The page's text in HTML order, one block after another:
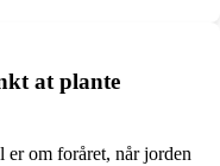
at plante
er om foråret, når jorden